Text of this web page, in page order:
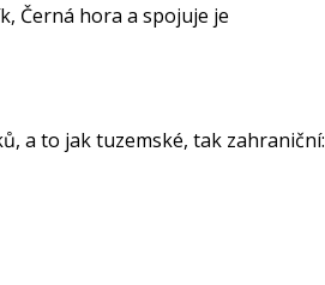
Černá hora a spojuje je
a to jak tuzemské, tak zahraniční: